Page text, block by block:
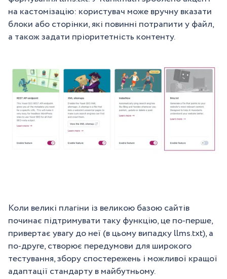
на кастомізацію: користувач може вручну вказати
блоки або сторінки, які повинні потрапити у файл,
а також задати пріоритетність контенту.
Коли великі плагіни із великою базою сайтів
починає підтримувати таку функцію, це по-перше,
привертає увагу до неї (в цьому випадку llms.txt), а
по-друге, створює передумови для широкого
тестування, збору спостережень і можливої кращої
адаптації стандарту в майбутньому.